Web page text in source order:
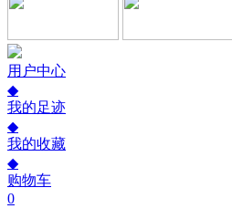
用户中心
◆
我的足迹
◆
我的收藏
◆
购物车
0